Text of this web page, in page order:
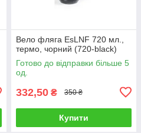
Вело фляга EsLNF 720 мл.,
термо, чорний (720-black)
Готово до відправки більше 5
од.
332,50 ₴ 350 ₴
Купити